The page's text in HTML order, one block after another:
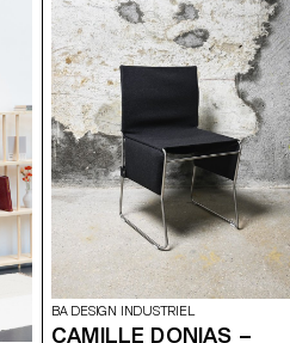
BA DESIGN INDUSTRIEL
CAMILLE DONIAS –